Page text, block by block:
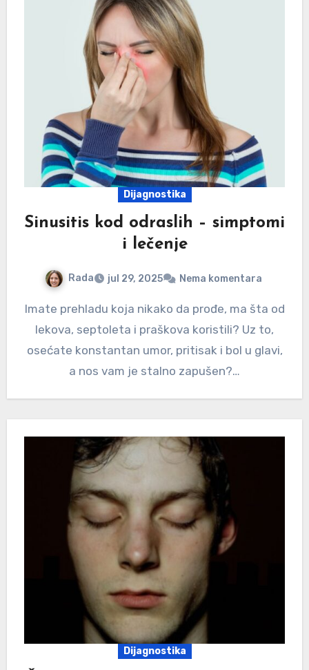
Dijagnostika
Sinusitis kod odraslih – simptomi
i lečenje
Rada jul 29, 2025 Nema komentara
Imate prehladu koja nikako da prođe, ma šta od
lekova, septoleta i praškova koristili? Uz to,
osećate konstantan umor, pritisak i bol u glavi,
a nos vam je stalno zapušen?…
Dijagnostika